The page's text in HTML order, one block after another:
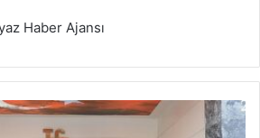
Haber Ajansı